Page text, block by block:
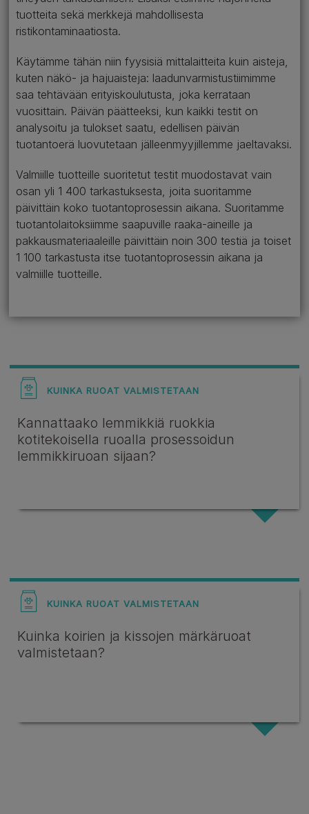
tuotteita sekä merkkejä mahdollisesta
ristikontaminaatiosta.
Käytämme tähän niin fyysisiä mittalaitteita kuin aisteja,
kuten näkö- ja hajuaisteja: laadunvarmistustiimimme
saa tehtävään erityiskoulutusta, joka kerrataan
vuosittain. Päivän päätteeksi, kun kaikki testit on
analysoitu ja tulokset saatu, edellisen päivän
tuotantoerä luovutetaan jälleenmyyjillemme jaeltavaksi.
Valmiille tuotteille suoritetut testit muodostavat vain
osan yli 1 400 tarkastuksesta, joita suoritamme
päivittäin koko tuotantoprosessin aikana. Suoritamme
tuotantolaitoksiimme saapuville raaka-aineille ja
pakkausmateriaaleille päivittäin noin 300 testiä ja toiset
1 100 tarkastusta itse tuotantoprosessin aikana ja
valmiille tuotteille.
KUINKA RUOAT VALMISTETAAN
Kannattaako lemmikkiä ruokkia
kotitekoisella ruoalla prosessoidun
lemmikkiruoan sijaan?
KUINKA RUOAT VALMISTETAAN
Kuinka koirien ja kissojen märkäruoat
valmistetaan?